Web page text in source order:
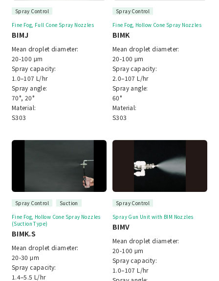
Spray Control
Fine Fog, Full Cone Spray Nozzles
BIMJ
Mean droplet diameter:
20-100 μm
Spray capacity:
1.0–107 L/hr
Spray angle:
70°, 20°
Material:
S303
Spray Control
Fine Fog, Hollow Cone Spray Nozzles
BIMK
Mean droplet diameter:
20-100 μm
Spray capacity:
2.0–107 L/hr
Spray angle:
60°
Material:
S303
Spray Control
Suction
Fine Fog, Hollow Cone Spray Nozzles
(Suction Type)
BIMK.S
Mean droplet diameter:
20-30 μm
Spray capacity:
1.4–5.5 L/hr
Spray Control
Spray Gun Unit with BIM Nozzles
BIMV
Mean droplet diameter:
20-100 μm
Spray capacity:
1.0–107 L/hr